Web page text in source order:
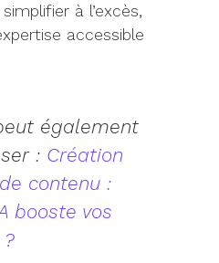
à l’excès,
accessible
également
: Création
contenu :
booste vos